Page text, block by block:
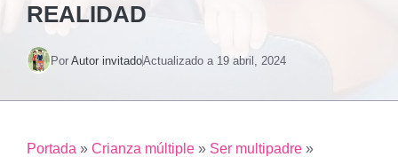
REALIDAD
Por Autor invitadoActualizado a 19 abril, 2024
Portada » Crianza múltiple » Ser multipadre »